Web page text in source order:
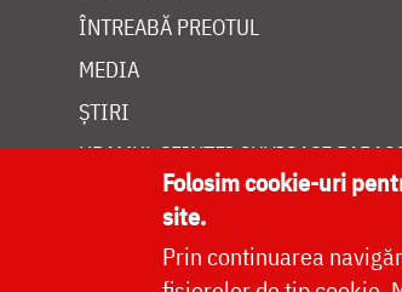
ÎNTREABĂ PREOTUL
MEDIA
ȘTIRI
HRAMUL SFINTEI CUVIOASE
Folosim cookie-uri
site.
Prin continuarea